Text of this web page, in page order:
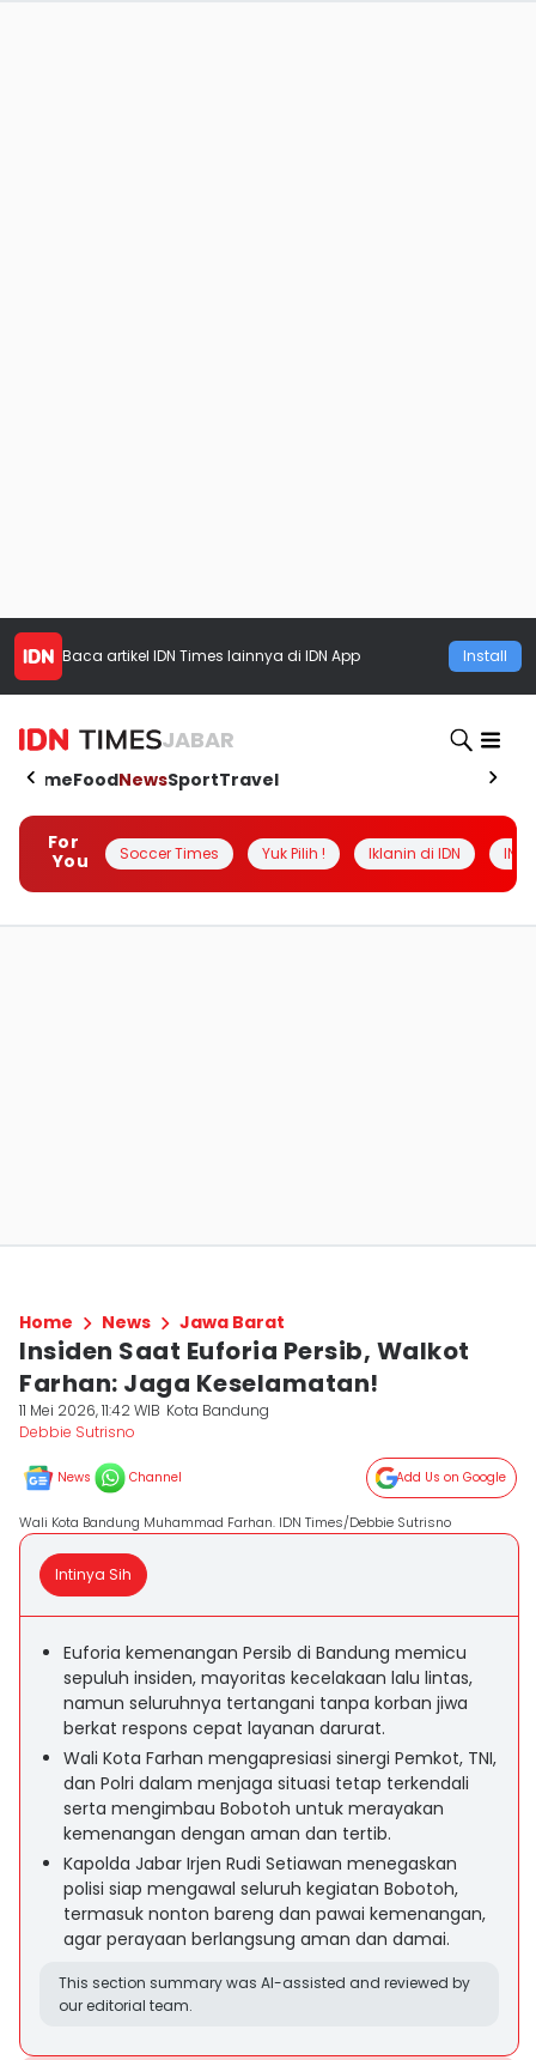
Baca artikel IDN Times lainnya di IDN App Install
JABAR
HomeFoodNewsSportTravel
For
You
Soccer Times Yuk Pilih ! Iklanin di IDN
Home News Jawa Barat
Insiden Saat Euforia Persib, Walkot
Farhan: Jaga Keselamatan!
11 Mei 2026, 11:42 WIB Kota Bandung
Debbie Sutrisno
News Channel Add Us on Google
Wali Kota Bandung Muhammad Farhan. IDN Times/Debbie Sutrisno
Intinya Sih
Euforia kemenangan Persib di Bandung memicu
sepuluh insiden, mayoritas kecelakaan lalu lintas,
namun seluruhnya tertangani tanpa korban jiwa
berkat respons cepat layanan darurat.
Wali Kota Farhan mengapresiasi sinergi Pemkot, TNI,
dan Polri dalam menjaga situasi tetap terkendali
serta mengimbau Bobotoh untuk merayakan
kemenangan dengan aman dan tertib.
Kapolda Jabar Irjen Rudi Setiawan menegaskan
polisi siap mengawal seluruh kegiatan Bobotoh,
termasuk nonton bareng dan pawai kemenangan,
agar perayaan berlangsung aman dan damai.
This section summary was AI-assisted and reviewed by
our editorial team.